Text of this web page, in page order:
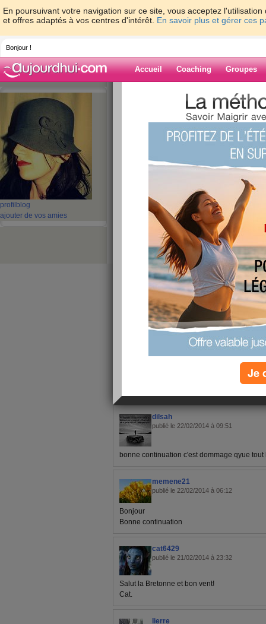
En poursuivant votre navigation sur ce site, vous acceptez
et offres adaptés à vos centres d'intérêt. En savoir plus et gérer ces
Bonjour !
Accueil Coaching Groupes
profil blog
ajouter de vos amies
> > Au
Blog de
Au revoir :)
Bonjour à toutes et tous,
Ce vendredi sera mon dernier jour au sein de
que j'ai pris beaucoup de plaisir à échanger
Prenez soin de vous et continuez de passer à
Suiv. ›
dilsah
publié le 22/02/2014 à 09:51
bonne continuation c'est dommage qyue tout
memene21
publié le 22/02/2014 à 06:12
Bonjour
Bonne continuation
cat6429
publié le 21/02/2014 à 23:32
Salut la Bretonne et bon vent!
Cat.
lierre
Je